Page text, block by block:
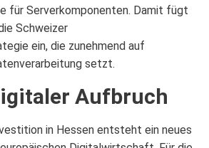
für Serverkomponenten. Damit fügt
Schweizer
ein, die zunehmend auf
setzt.
Aufbruch
in Hessen entsteht ein neues